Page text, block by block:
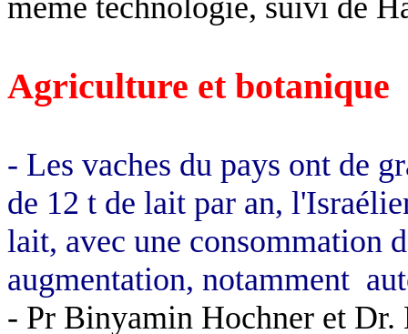
Agriculture et botanique
- Les vaches du pays ont de
de 12 t de lait par an,
lait, avec une consommation
augmentation, notamment
- Pr Binyamin Hochner et Dr.